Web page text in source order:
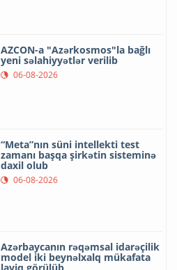
AZCON-a "Azərkosmos"la bağlı
yeni səlahiyyətlər verilib
06-08-2026
“Meta”nın süni intellekti test
zamanı başqa şirkətin sisteminə
daxil olub
06-08-2026
Azərbaycanın rəqəmsal idarəçilik
model iki beynəlxalq mükafata